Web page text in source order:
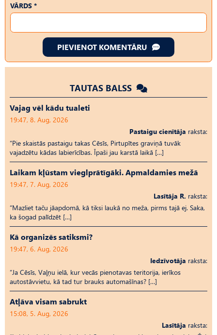
VĀRDS *
PIEVIENOT KOMENTĀRU
TAUTAS BALSS
Vajag vēl kādu tualeti
19:47, 8. Aug, 2026
Pastaigu cienītāja raksta:
“Pie skaistās pastaigu takas Cēsīs, Pirtupītes graviņā tuvāk
vajadzētu kādas labierīcības. Īpaši jau karstā laikā […]
Laikam kļūstam vieglprātīgāki. Apmaldamies mežā
19:47, 7. Aug, 2026
Lasītāja R. raksta:
“Mazliet taču jāapdomā, kā tiksi laukā no meža, pirms tajā ej. Saka,
ka šogad palīdzēt […]
Kā organizēs satiksmi?
19:47, 6. Aug, 2026
Iedzīvotāja raksta:
“Ja Cēsīs, Vaļņu ielā, kur vecās pienotavas teritorija, ierīkos
autostāvvietu, kā tad tur brauks automašīnas? […]
Atļāva visam sabrukt
15:08, 5. Aug, 2026
Lasītāja raksta: